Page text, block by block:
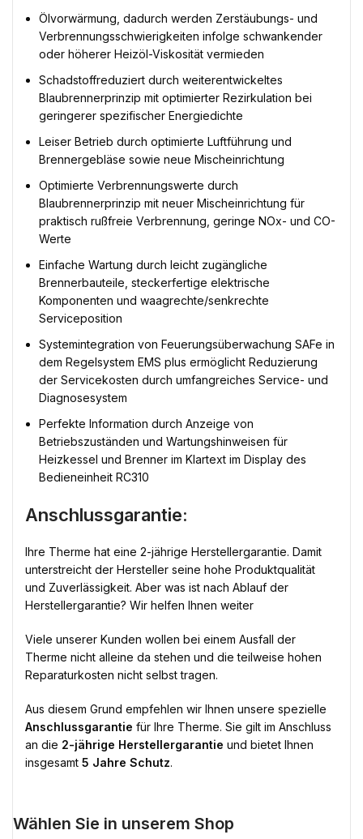
Ölvorwärmung, dadurch werden Zerstäubungs- und
Verbrennungsschwierigkeiten infolge schwankender
oder höherer Heizöl-Viskosität vermieden
Schadstoffreduziert durch weiterentwickeltes
Blaubrennerprinzip mit optimierter Rezirkulation bei
geringerer spezifischer Energiedichte
Leiser Betrieb durch optimierte Luftführung und
Brennergebläse sowie neue Mischeinrichtung
Optimierte Verbrennungswerte durch
Blaubrennerprinzip mit neuer Mischeinrichtung für
praktisch rußfreie Verbrennung, geringe NOx- und CO-
Werte
Einfache Wartung durch leicht zugängliche
Brennerbauteile, steckerfertige elektrische
Komponenten und waagrechte/senkrechte
Serviceposition
Systemintegration von Feuerungsüberwachung SAFe in
dem Regelsystem EMS plus ermöglicht Reduzierung
der Servicekosten durch umfangreiches Service- und
Diagnosesystem
Perfekte Information durch Anzeige von
Betriebszuständen und Wartungshinweisen für
Heizkessel und Brenner im Klartext im Display des
Bedieneinheit RC310
Anschlussgarantie:
Ihre Therme hat eine 2-jährige Herstellergarantie. Damit
unterstreicht der Hersteller seine hohe Produktqualität
und Zuverlässigkeit. Aber was ist nach Ablauf der
Herstellergarantie? Wir helfen Ihnen weiter
Viele unserer Kunden wollen bei einem Ausfall der
Therme nicht alleine da stehen und die teilweise hohen
Reparaturkosten nicht selbst tragen.
Aus diesem Grund empfehlen wir Ihnen unsere spezielle
Anschlussgarantie für Ihre Therme. Sie gilt im Anschluss
an die 2-jährige Herstellergarantie und bietet Ihnen
insgesamt 5 Jahre Schutz.
Wählen Sie in unserem Shop